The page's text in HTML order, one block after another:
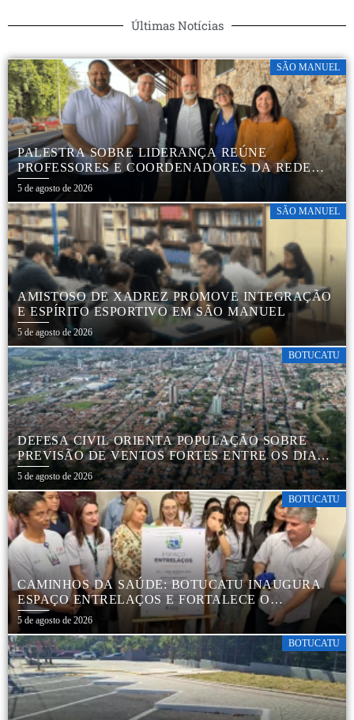
Últimas Notícias
SÃO MANUEL
PALESTRA SOBRE LIDERANÇA REÚNE
PROFESSORES E COORDENADORES DA REDE
MUNICIPAL
5 de agosto de 2026
SÃO MANUEL
AMISTOSO DE XADREZ PROMOVE INTEGRAÇÃO
E ESPÍRITO ESPORTIVO EM SÃO MANUEL
5 de agosto de 2026
BOTUCATU
DEFESA CIVIL ORIENTA POPULAÇÃO SOBRE
PREVISÃO DE VENTOS FORTES ENTRE OS DIAS 6
E 9 DE AGOSTO
5 de agosto de 2026
BOTUCATU
CAMINHOS DA SAÚDE: BOTUCATU INAUGURA
ESPAÇO ENTRELAÇOS E FORTALECE O
CUIDADO ESPECIALIZADO COM CRIANÇAS E
FAMÍLIAS
5 de agosto de 2026
BOTUCATU